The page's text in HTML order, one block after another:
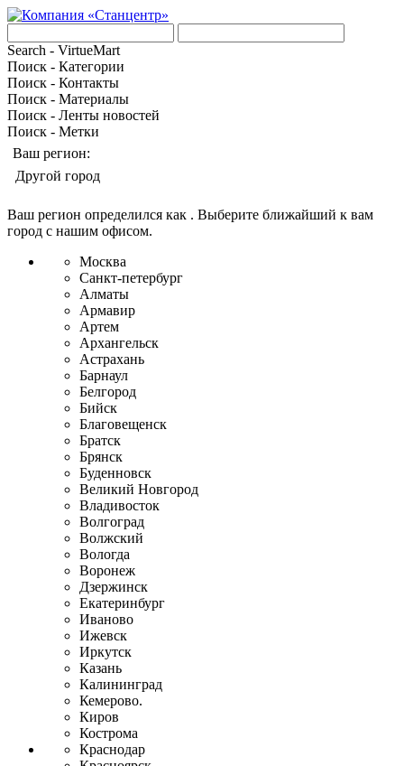
Search - VirtueMart
Поиск - Категории
Поиск - Контакты
Поиск - Материалы
Поиск - Ленты новостей
Поиск - Метки
Ваш регион:
Другой город
Ваш регион определился как . Выберите ближайший к вам
город с нашим офисом.
Москва
Санкт-петербург
Алматы
Армавир
Артем
Архангельск
Астрахань
Барнаул
Белгород
Бийск
Благовещенск
Братск
Брянск
Буденновск
Великий Новгород
Владивосток
Волгоград
Волжский
Вологда
Воронеж
Дзержинск
Екатеринбург
Иваново
Ижевск
Иркутск
Казань
Калининград
Кемерово.
Киров
Кострома
Краснодар